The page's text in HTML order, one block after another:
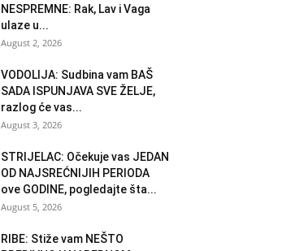
NESPREMNE: Rak, Lav i Vaga
ulaze u...
August 2, 2026
VODOLIJA: Sudbina vam BAŠ
SADA ISPUNJAVA SVE ŽELJE,
razlog će vas...
August 3, 2026
STRIJELAC: Očekuje vas JEDAN
OD NAJSREĆNIJIH PERIODA
ove GODINE, pogledajte šta...
August 5, 2026
RIBE: Stiže vam NEŠTO